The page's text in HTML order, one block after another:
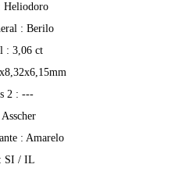
Heliodoro
: Berilo
: 3,06 ct
2 : ---
: Amarelo
SI / IL